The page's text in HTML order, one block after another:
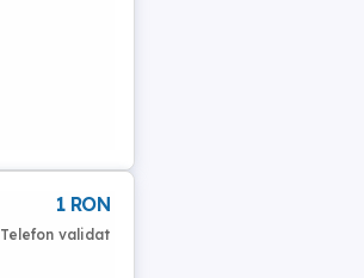
1 RON
Telefon validat